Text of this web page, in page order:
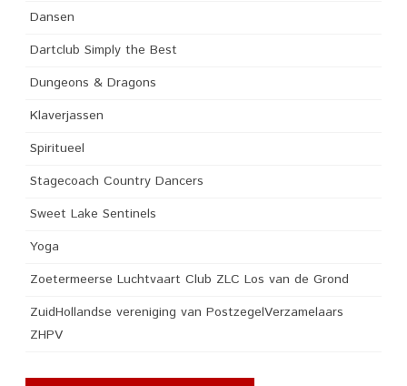
Dansen
Dartclub Simply the Best
Dungeons & Dragons
Klaverjassen
Spiritueel
Stagecoach Country Dancers
Sweet Lake Sentinels
Yoga
Zoetermeerse Luchtvaart Club ZLC Los van de Grond
ZuidHollandse vereniging van PostzegelVerzamelaars
ZHPV